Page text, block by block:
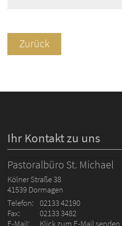
Zurück
Ihr Kontakt zu uns
Pastoralbüro St. Michael
Kölner Straße 38
41539Dormagen
Telefon: 02133 42190
Fax:
02133 3482
E-Mail:
Klick zum E-Mail senden